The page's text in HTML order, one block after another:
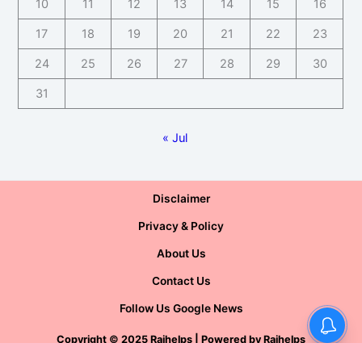
10 11 12 13 14 15 16
17 18 19 20 21 22 23
24 25 26 27 28 29 30
31
« Jul
Disclaimer
Privacy & Policy
About Us
Contact Us
Follow Us Google News
Copyright © 2025 Rajhelps | Powered by Rajhelps